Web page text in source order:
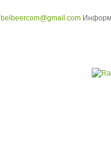
belbeercom@gmail.com